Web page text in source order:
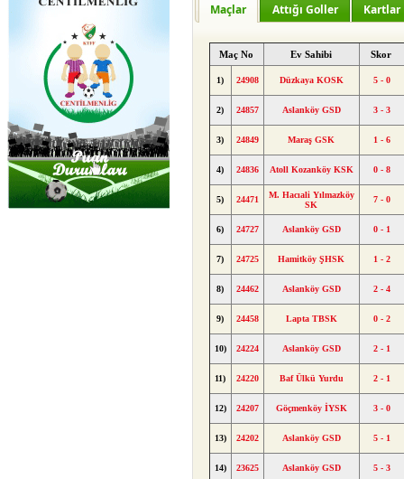
Maçlar Attığı Goller Kartlar
Maç No Ev Sahibi Skor
1) 24908 Düzkaya KOSK 5 - 0
2) 24857 Aslanköy GSD 3 - 3
3) 24849 Maraş GSK 1 - 6
4) 24836 Atoll Kozanköy KSK 0 - 8
5) 24471
M. Hacıali Yılmazköy
SK
7 - 0
6) 24727 Aslanköy GSD 0 - 1
7) 24725 Hamitköy ŞHSK 1 - 2
8) 24462 Aslanköy GSD 2 - 4
9) 24458 Lapta TBSK 0 - 2
10) 24224 Aslanköy GSD 2 - 1
11) 24220 Baf Ülkü Yurdu 2 - 1
12) 24207 Göçmenköy İYSK 3 - 0
13) 24202 Aslanköy GSD 5 - 1
14) 23625 Aslanköy GSD 5 - 3